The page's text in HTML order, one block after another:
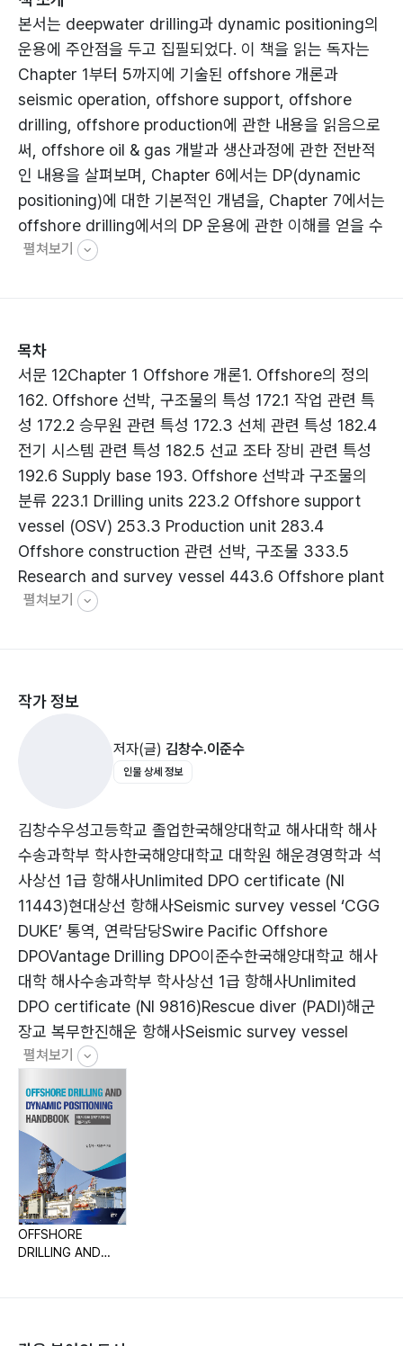
본서는 deepwater drilling과 dynamic positioning의
운용에 주안점을 두고 집필되었다. 이 책을 읽는 독자는
Chapter 1부터 5까지에 기술된 offshore 개론과
seismic operation, offshore support, offshore
drilling, offshore production에 관한 내용을 읽음으로
써, offshore oil & gas 개발과 생산과정에 관한 전반적
인 내용을 살펴보며, Chapter 6에서는 DP(dynamic
positioning)에 대한 기본적인 개념을, Chapter 7에서는
offshore drilling에서의 DP 운용에 관한 이해를 얻을 수
있을 것이다.
펼쳐보기
목차
서문 12Chapter 1 Offshore 개론1. Offshore의 정의
162. Offshore 선박, 구조물의 특성 172.1 작업 관련 특
성 172.2 승무원 관련 특성 172.3 선체 관련 특성 182.4
전기 시스템 관련 특성 182.5 선교 조타 장비 관련 특성
192.6 Supply base 193. Offshore 선박과 구조물의
분류 223.1 Drilling units 223.2 Offshore support
vessel (OSV) 253.3 Production unit 283.4
Offshore construction 관련 선박, 구조물 333.5
Research and survey vessel 443.6 Offshore plant
463.7 군사용 offshore 선박, 구조물 483.8 기타
Seismic operations의 역사 602. 물리탐사의 기법
물리탐사선의 구조 633.2 물리탐사선의 장비 643.3 물
리탐사선의 인원 구성 67Chapter 3 Offshore
Supply) 701.1 AHTS의 기능과 운용 711.2 AHTS의 구
조 및 장비 721.3 Anchor handling 851.4 Towing
operations 901.5 Cargo operations 922. Diving
support vessel 992.1 Air diving 1002.2 Saturation
diving 1013. ROV support vessel 1053.1 장비
1063.2 인원 구성 1083.3 ROV 작업 절차 1084.
Accommodation Support Vessel (ASV)
109Chapter 4 Offshore drilling1. Offshore drilling
rig의 종류 1102. Drillship의 구조와 장비 1152.1
Accommodation module 1162.2 Mud module
area 1622.5 기관, 전기 관련 구역 1682.6 기타 구역
1692.7 LSA & FFE 1723. Offshore drilling 작업 절차
1803.1 Offshore drilling 작업의 기본 원리 1803.2
Drilling fluid 1833.3 Offshore drilling의 작업 절차
1854. Drilling 이외의 작업 1994.1 Well logging
1994.2 Well test 2014.3 Well stimulation 2034.4
Slip & cut 2044.5 Fishing 2044.6 Drilling 작업 중의
펼쳐보기
작가 정보
저자(글) 김창수.이준수
인물 상세 정보
김창수우성고등학교 졸업한국해양대학교 해사대학 해사
수송과학부 학사한국해양대학교 대학원 해운경영학과 석
사상선 1급 항해사Unlimited DPO certificate (NI
11443)현대상선 항해사Seismic survey vessel ‘CGG
DUKE’ 통역, 연락담당Swire Pacific Offshore
DPOVantage Drilling DPO이준수한국해양대학교 해사
대학 해사수송과학부 학사상선 1급 항해사Unlimited
DPO certificate (NI 9816)Rescue diver (PADI)해군
장교 복무한진해운 항해사Seismic survey vessel
‘CGG DUKE’ 통역, 연락담당Swire Pacific Offshore
펼쳐보기
OFFSHORE
DRILLING AND